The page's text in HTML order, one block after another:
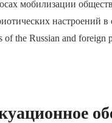
мобилизации
настроений
of the Russian and foreign